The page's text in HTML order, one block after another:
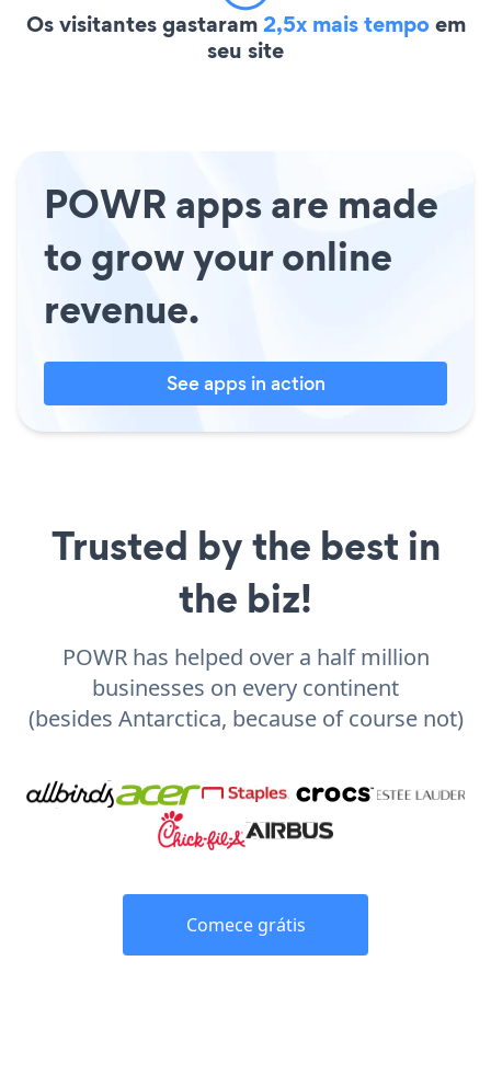
Os visitantes gastaram2,5x mais tempoem
seu site
POWR apps are made
to grow your online
revenue.
See apps in action
Trusted by the best in
the biz!
POWR has helped over a half million
businesses on every continent
(besides Antarctica, because of course not)
Comece grátis